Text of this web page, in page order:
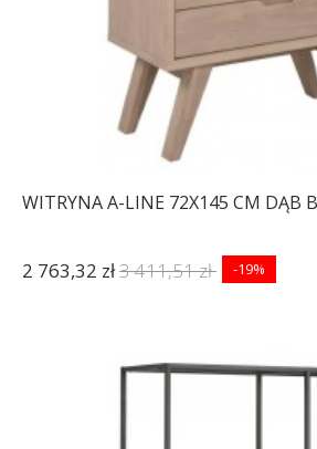
WITRYNA A-LINE 72X145 CM DĄB
2 763,32 zł3 411,51 zł -19%